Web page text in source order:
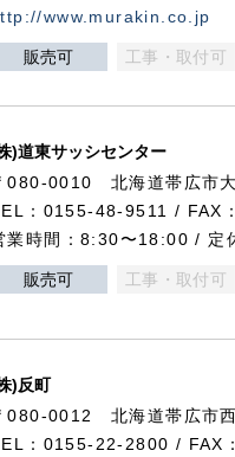
www.murakin.co.jp
販売可 工事・取付可
)道東サッシセンター
080-0010 北海道帯広市
：0155-48-9511 /
業時間：8:30〜18:00 / 定
販売可 工事・取付可
)反町
080-0012 北海道帯広市
：0155-22-2800 /